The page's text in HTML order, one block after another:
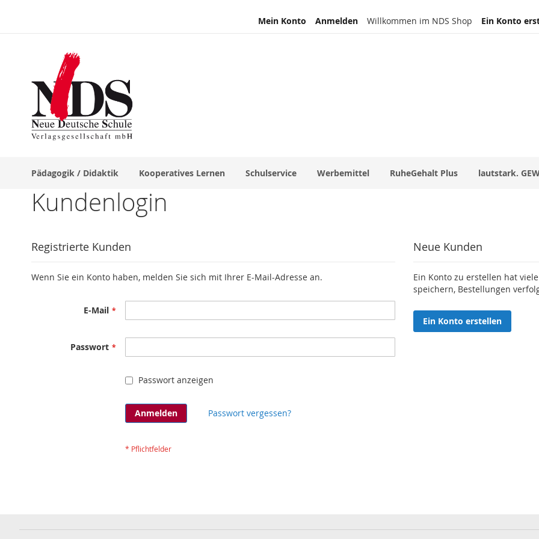
Mein Konto Anmelden Willkommen im NDS Shop Ein Konto
Pädagogik / Didaktik Kooperatives Lernen Schulservice Werbemittel RuheGehalt Plus lautstark.
Kundenlogin
Registrierte Kunden
Wenn Sie ein Konto haben, melden Sie sich mit Ihrer E-Mail-Adresse an.
E-Mail
Passwort
Passwort anzeigen
Anmelden Passwort vergessen?
Neue Kunden
Ein Konto zu erstellen hat
speichern, Bestellungen
Ein Konto erstellen